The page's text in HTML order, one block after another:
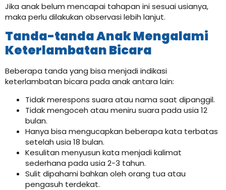
Jika anak belum mencapai tahapan ini sesuai usianya,
maka perlu dilakukan observasi lebih lanjut.
Tanda-tanda Anak Mengalami
Keterlambatan Bicara
Beberapa tanda yang bisa menjadi indikasi
keterlambatan bicara pada anak antara lain:
Tidak merespons suara atau nama saat dipanggil.
Tidak mengoceh atau meniru suara pada usia 12
bulan.
Hanya bisa mengucapkan beberapa kata terbatas
setelah usia 18 bulan.
Kesulitan menyusun kata menjadi kalimat
sederhana pada usia 2-3 tahun.
Sulit dipahami bahkan oleh orang tua atau
pengasuh terdekat.